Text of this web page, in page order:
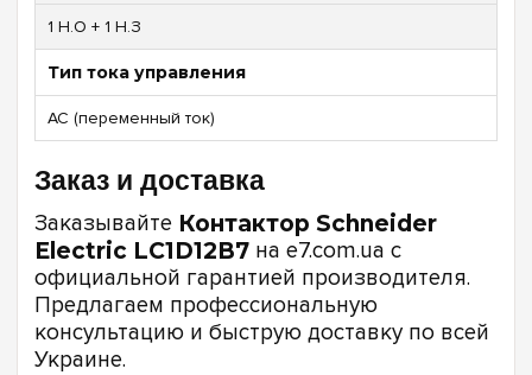
1 Н.О + 1 Н.З
Тип тока управления
AC (переменный ток)
Заказ и доставка
Заказывайте Контактор Schneider
Electric LC1D12B7 на e7.com.ua с
официальной гарантией производителя.
Предлагаем профессиональную
консультацию и быструю доставку по всей
Украине.